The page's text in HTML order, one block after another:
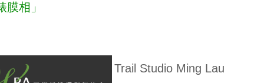
膜相」
Trail Studio Ming Lau